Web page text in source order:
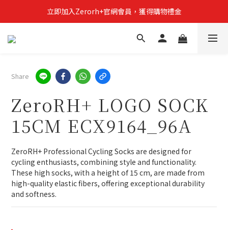
立即加入Zerorh+官網會員，獲得購物禮金
立即加入Zerorh+官網會員，獲得購物禮金
Zerorh+期間限定優惠全館滿15000折1500滿20000折2500
Share
ZeroRH+ LOGO SOCK
15CM ECX9164_96A
ZeroRH+ Professional Cycling Socks are designed for
cycling enthusiasts, combining style and functionality.
These high socks, with a height of 15 cm, are made from
high-quality elastic fibers, offering exceptional durability
and softness.